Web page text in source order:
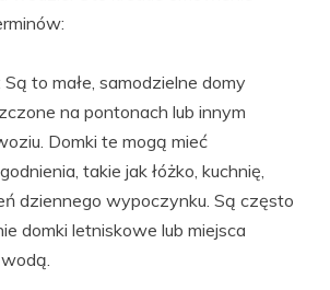
to małe, samodzielne domy
na pontonach lub innym
Domki te mogą mieć
takie jak łóżko, kuchnię,
dziennego wypoczynku. Są często
domki letniskowe lub miejsca